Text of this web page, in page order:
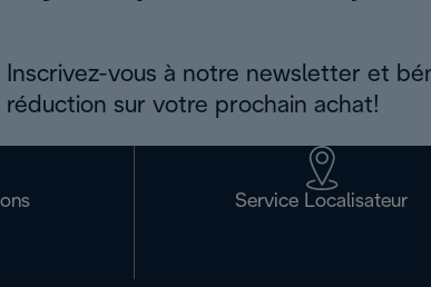
Inscrivez-vous à notre newsletter et
réduction sur votre prochain achat!
Service Localisateur